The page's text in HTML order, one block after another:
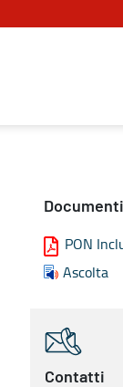
Documenti
PON
Ascolta
Contatti